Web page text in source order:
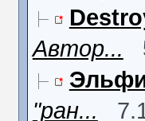
Автор...
"ран...